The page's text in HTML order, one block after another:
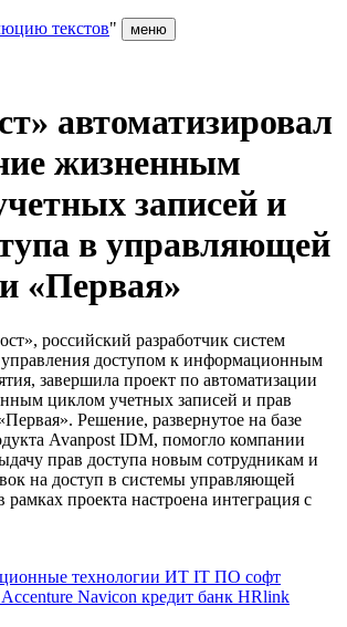
текстов" меню
автоматизировал
жизненным
записей и
в управляющей
«Первая»
российский разработчик систем
доступом к информационным
завершила проект по автоматизации
циклом учетных записей и прав
Решение, развернутое на базе
Avanpost IDM, помогло компании
прав доступа новым сотрудникам и
на доступ в системы управляющей
проекта настроена интеграция с
технологии ИТ IT ПО софт
Accenture Navicon кредит банк HRlink